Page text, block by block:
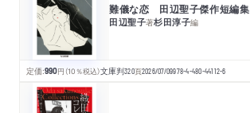
難儀な恋 田辺聖子傑作短編集
田辺聖子著杉田淳子編
定価:990円 （10％税込）文庫判320頁2026/07/09978-4-480-44112-6